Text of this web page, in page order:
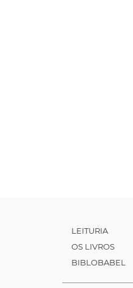
LEITURIA
OS LIVROS
BIBLOBABEL